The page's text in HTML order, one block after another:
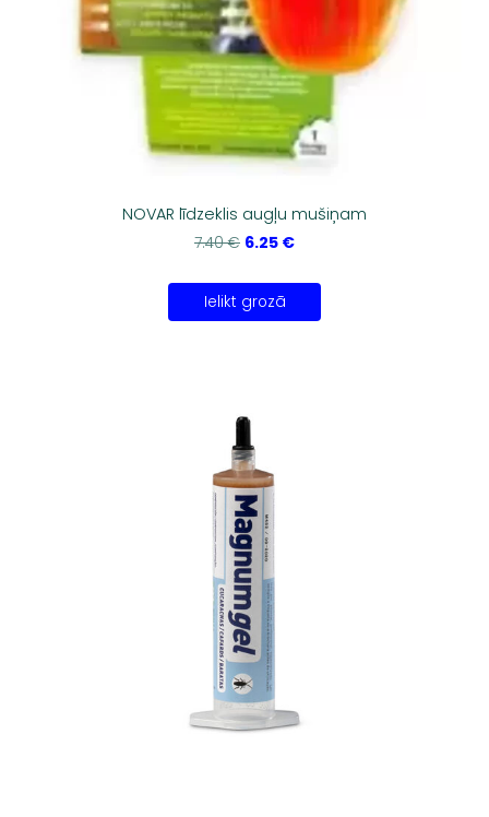
NOVAR līdzeklis augļu mušiņam
7.40 € 6.25 €
Ielikt grozā